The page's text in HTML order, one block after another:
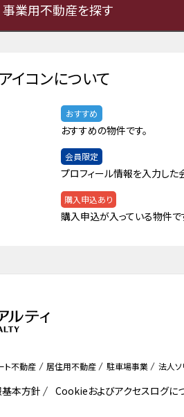
事業用不動産を探す
アイコンについて
おすすめ
おすすめの物件です。
会員限定
プロフィール情報を入力した
購入申込あり
購入申込が入っている物件で
ト不動産 居住用不動産 駐車場事業 法人ソ
本方針 Cookieおよびアクセスログに